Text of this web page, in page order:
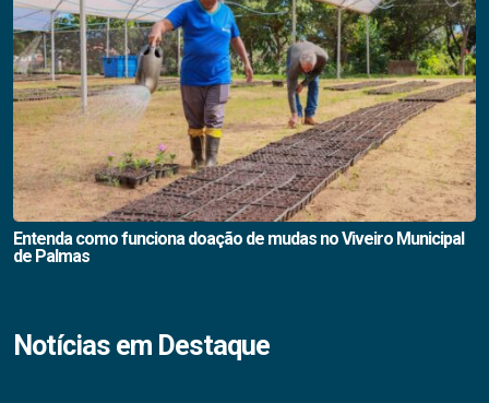
Entenda como funciona doação de mudas no Viveiro Municipal
de Palmas
Notícias em Destaque